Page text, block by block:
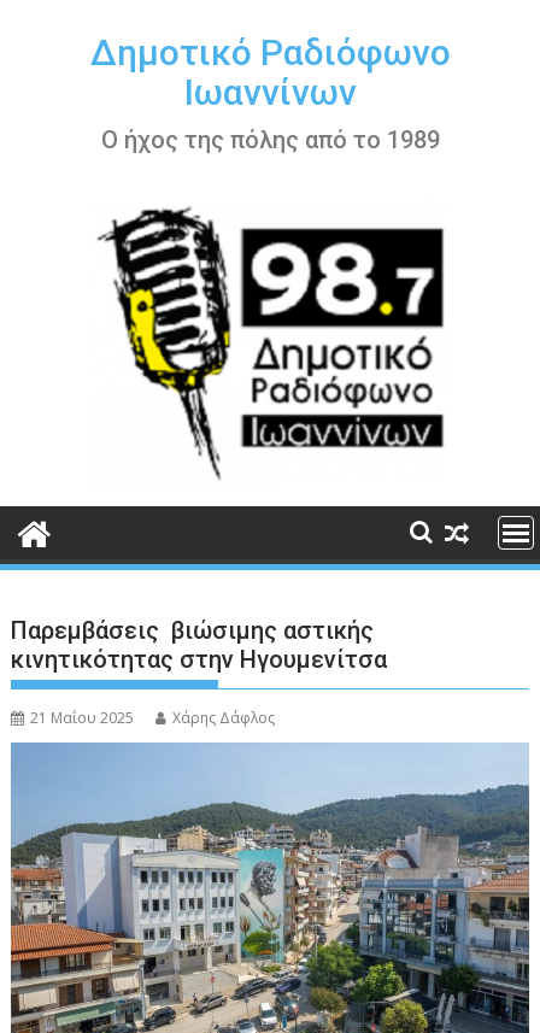
περιεχόμενοΔημοτικό Ραδιόφωνο
Ιωαννίνων
Ο ήχος της πόλης από το 1989
Παρεμβάσεις βιώσιμης αστικής
κινητικότητας στην Ηγουμενίτσα
21 Μαΐου 2025 Χάρης Δάφλος